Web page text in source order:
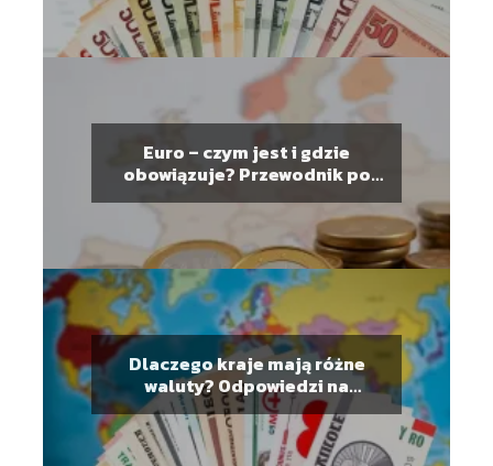
Euro – czym jest i gdzie
obowiązuje? Przewodnik po
walucie
Dlaczego kraje mają różne
waluty? Odpowiedzi na
najważniejsze pytania